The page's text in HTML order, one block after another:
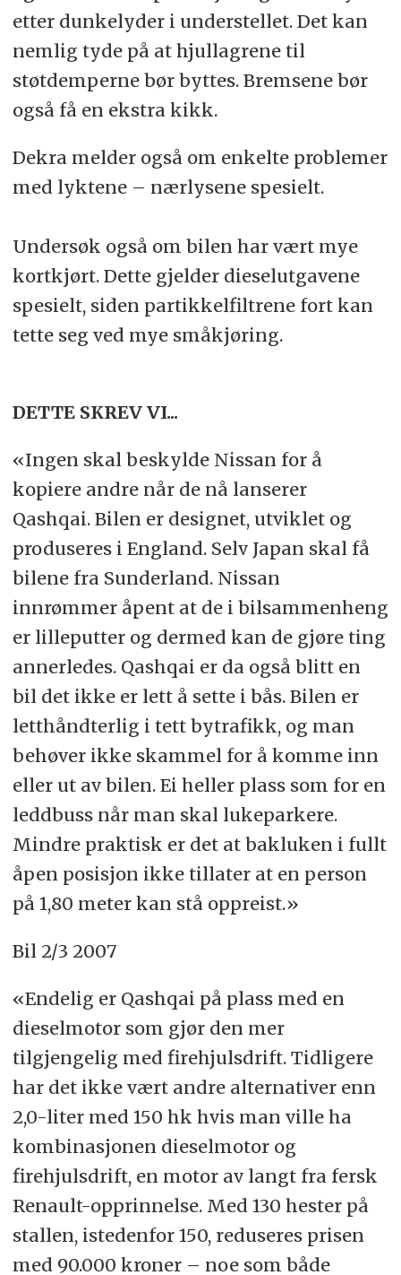
etter dunkelyder i understellet. Det kan
nemlig tyde på at hjullagrene til
støtdemperne bør byttes. Bremsene bør
også få en ekstra kikk.
Dekra melder også om enkelte problemer
med lyktene – nærlysene spesielt.
Undersøk også om bilen har vært mye
kortkjørt. Dette gjelder dieselutgavene
spesielt, siden partikkelfiltrene fort kan
tette seg ved mye småkjøring.
DETTE SKREV VI...
«Ingen skal beskylde Nissan for å
kopiere andre når de nå lanserer
Qashqai. Bilen er designet, utviklet og
produseres i England. Selv Japan skal få
bilene fra Sunderland. Nissan
innrømmer åpent at de i bilsammenheng
er lilleputter og dermed kan de gjøre ting
annerledes. Qashqai er da også blitt en
bil det ikke er lett å sette i bås. Bilen er
letthåndterlig i tett bytrafikk, og man
behøver ikke skammel for å komme inn
eller ut av bilen. Ei heller plass som for en
leddbuss når man skal lukeparkere.
Mindre praktisk er det at bakluken i fullt
åpen posisjon ikke tillater at en person
på 1,80 meter kan stå oppreist.»
Bil 2/3 2007
«Endelig er Qashqai på plass med en
dieselmotor som gjør den mer
tilgjengelig med firehjulsdrift. Tidligere
har det ikke vært andre alternativer enn
2,0-liter med 150 hk hvis man ville ha
kombinasjonen dieselmotor og
firehjulsdrift, en motor av langt fra fersk
Renault-opprinnelse. Med 130 hester på
stallen, istedenfor 150, reduseres prisen
med 90.000 kroner – noe som både